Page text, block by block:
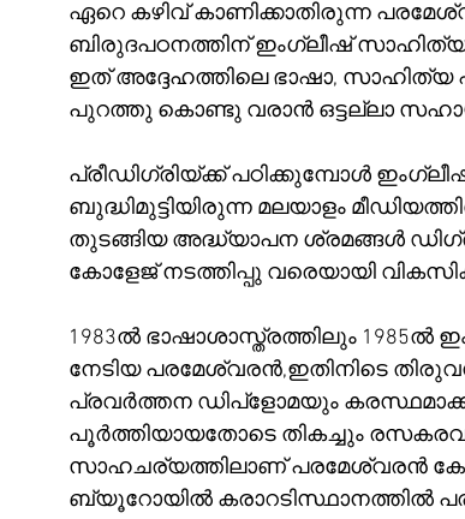
ഏറെ കഴിവ് കാണിക്കാതിരുന്ന
ബിരുദപഠനത്തിന് ഇംഗ്ലീഷ്
ഇത് അദ്ദേഹത്തിലെ ഭാഷാ,
പുറത്തു കൊണ്ടു വരാൻ ഒട്ടല്ലാ
പ്രീഡിഗ്രിയ്ക്ക് പഠിക്കുമ്പോൾ
ബുദ്ധിമുട്ടിയിരുന്ന മലയാളം
തുടങ്ങിയ അദ്ധ്യാപന ശ്രമങ്ങൾ
കോളേജ് നടത്തിപ്പു വരെയായി
1983ൽ ഭാഷാശാസ്ത്രത്തിലും
നേടിയ പരമേശ്വരൻ,ഇതിനിടെ
പ്രവർത്തന ഡിപ്ളോമയും
പൂർത്തിയായതോടെ തികച്ചും
സാഹചര്യത്തിലാണ് പരമേശ്വരൻ
ബ്യൂറോയിൽ കരാറടിസ്ഥാനത്തിൽ